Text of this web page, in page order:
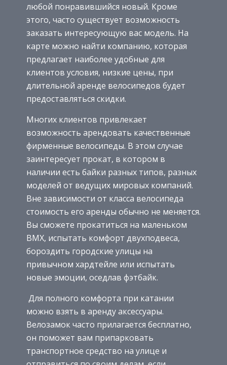
любой понравившийся новый. Кроме
этого, часто существует возможность
заказать интересующую вас модель. На
карте можно найти компанию, которая
предлагает наиболее удобные для
клиентов условия, низкие цены, при
длительной аренде велосипедов будет
предоставляться скидки.
Многих клиентов привлекает
возможность арендовать качественные
фирменные велосипеды. В этом случае
заинтересует прокат, в котором в
наличии есть байки разных типов, разных
моделей от ведущих мировых компаний.
Вне зависимости от класса велосипеда
стоимость его аренды обычно не меняется.
Вы сможете прокатиться на маленьком
BMX, испытать комфорт двухподвеса,
бороздить городские улицы на
привычном хардтейле или испытать
новые эмоции, оседлав фэтбайк.
Для полного комфорта при катании
можно взять в аренду аксессуары.
Велозамок часто прилагается бесплатно,
он поможет вам припарковать
транспортное средство на улице и